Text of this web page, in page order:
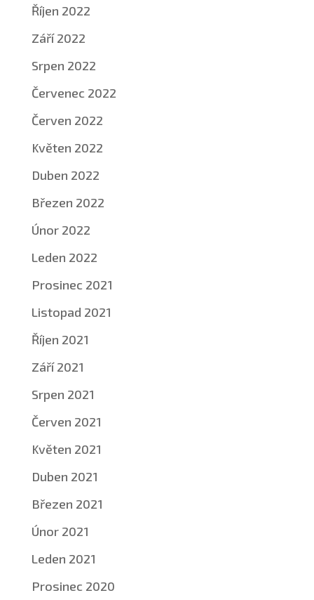
Říjen 2022
Září 2022
Srpen 2022
Červenec 2022
Červen 2022
Květen 2022
Duben 2022
Březen 2022
Únor 2022
Leden 2022
Prosinec 2021
Listopad 2021
Říjen 2021
Září 2021
Srpen 2021
Červen 2021
Květen 2021
Duben 2021
Březen 2021
Únor 2021
Leden 2021
Prosinec 2020